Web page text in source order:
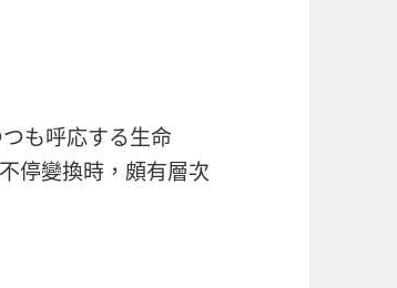
も呼応する生命
停變換時，頗有層次